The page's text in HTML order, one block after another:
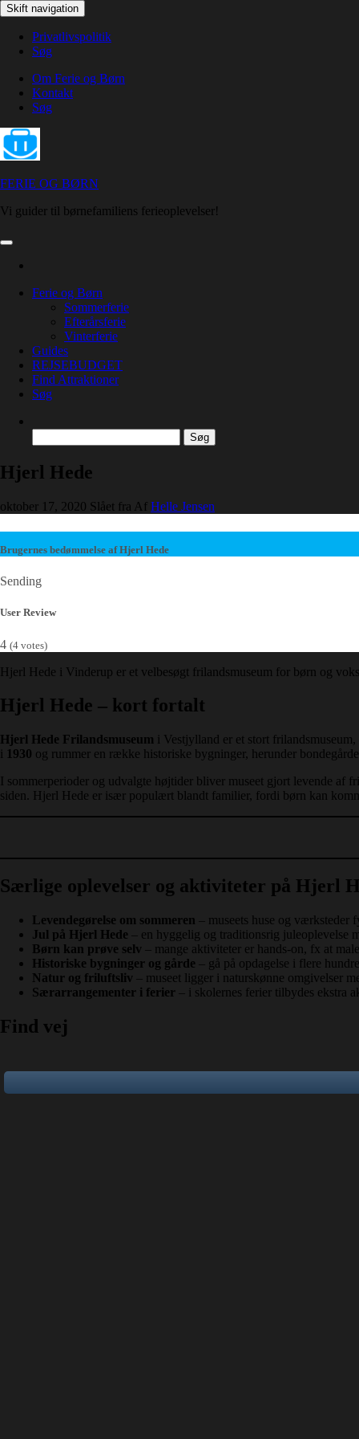
Skip
to
content
Skift navigation
Privatlivspolitik
Søg
Om Ferie og Børn
Kontakt
Søg
FERIE OG BØRN
Vi guider til børnefamiliens ferieoplevelser!
Ferie og Børn
Sommerferie
Efterårsferie
Vinterferie
Guides
REJSEBUDGET
Find Attraktioner
Søg
efter:
Hjerl Hede
oktober 17, 2020 Slået fra Af Helle Jensen
Brugernes bedømmelse af Hjerl Hede
Sending
User Review
4 (4 votes)
Hjerl Hede i Vinderup er et velbesøgt frilandsmuseum for børn og
Hjerl Hede – kort fortalt
Hjerl Hede Frilandsmuseum i Vestjylland er et stort
i 1930 og rummer en række historiske bygninger, herunder
I sommerperioder og udvalgte højtider bliver museet gjort levende af
siden. Hjerl Hede er især populært blandt familier, fordi børn kan
Særlige oplevelser og aktiviteter på Hjerl
Levendegørelse om sommeren – museets huse og værksteder
Jul på Hjerl Hede – en hyggelig og traditionsrig juleoplevelse
Børn kan prøve selv – mange aktiviteter er hands-on, fx at
Historiske bygninger og gårde – gå på opdagelse i flere
Natur og friluftsliv – museet ligger i naturskønne omgivelser
Særarrangementer i ferier – i skolernes ferier tilbydes ekstra
Find vej